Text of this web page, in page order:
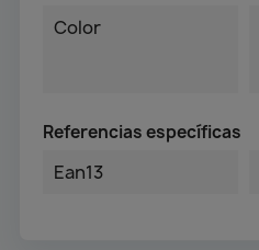
Color
Referencias específicas
Ean13